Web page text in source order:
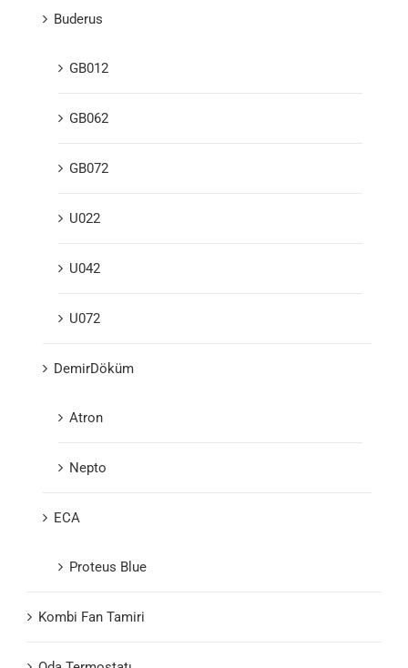
Buderus
GB012
GB062
GB072
U022
U042
U072
DemirDöküm
Atron
Nepto
ECA
Proteus Blue
Kombi Fan Tamiri